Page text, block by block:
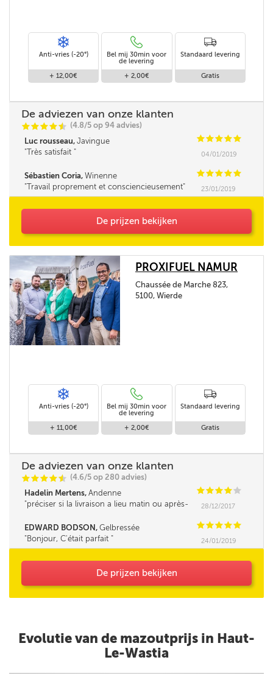
Anti-vries (-20°)
+ 12,00€
Bel mij 30min voor
de levering
+ 2,00€
Standaard levering
Gratis
De adviezen van onze klanten
CCCCi
@ (4.8/5 op 94 advies)
Luc rousseau, Javingue CCCCC
Très satisfait
04/01/2019
Sébastien Coria, Winenne CCCCC
Travail proprement et consciencieusement
23/01/2019
De prijzen bekijken
PROXIFUEL NAMUR
Chaussée de Marche 823,
5100, Wierde
Anti-vries (-20°)
+ 11,00€
Bel mij 30min voor
de levering
+ 2,00€
Standaard levering
Gratis
De adviezen van onze klanten
CCCCi
@ (4.6/5 op 280 advies)
Hadelin Mertens, Andenne CCCC C
préciser si la livraison a lieu matin ou après-
28/12/2017
EDWARD BODSON, Gelbressée CCCCC
Bonjour, C'était parfait
24/01/2019
De prijzen bekijken
Evolutie van de mazoutprijs in Haut-
Le-Wastia